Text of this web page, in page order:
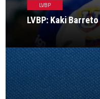
LVBP
LVBP: Kaki